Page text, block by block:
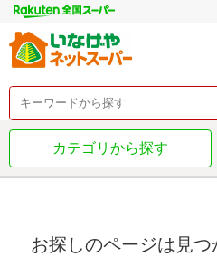
カテゴリから探す
お探しのページは見つ